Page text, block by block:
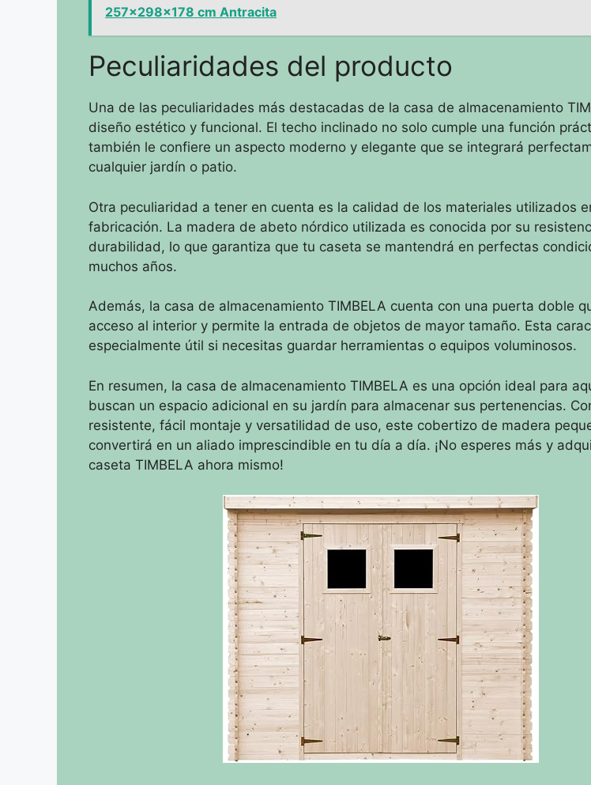
257x298x178 cm Antracita
Peculiaridades del producto
Una de las peculiaridades más destacadas de la casa de almacenamiento
diseño estético y funcional. El techo inclinado no solo cumple una función
también le confiere un aspecto moderno y elegante que se integrará
cualquier jardín o patio.
Otra peculiaridad a tener en cuenta es la calidad de los materiales utilizados
fabricación. La madera de abeto nórdico utilizada es conocida por su
durabilidad, lo que garantiza que tu caseta se mantendrá en perfectas
muchos años.
Además, la casa de almacenamiento TIMBELA cuenta con una puerta doble
acceso al interior y permite la entrada de objetos de mayor tamaño. Esta
especialmente útil si necesitas guardar herramientas o equipos voluminosos.
En resumen, la casa de almacenamiento TIMBELA es una opción ideal para
buscan un espacio adicional en su jardín para almacenar sus pertenencias.
resistente, fácil montaje y versatilidad de uso, este cobertizo de madera
convertirá en un aliado imprescindible en tu día a día. ¡No esperes más y
caseta TIMBELA ahora mismo!